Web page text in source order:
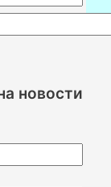
новости